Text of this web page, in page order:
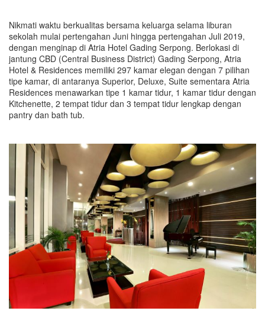
Nikmati waktu berkualitas bersama keluarga selama liburan
sekolah mulai pertengahan Juni hingga pertengahan Juli 2019,
dengan menginap di Atria Hotel Gading Serpong. Berlokasi di
jantung CBD (Central Business District) Gading Serpong, Atria
Hotel & Residences memiliki 297 kamar elegan dengan 7 pilihan
tipe kamar, di antaranya Superior, Deluxe, Suite sementara Atria
Residences menawarkan tipe 1 kamar tidur, 1 kamar tidur dengan
Kitchenette, 2 tempat tidur dan 3 tempat tidur lengkap dengan
pantry dan bath tub.